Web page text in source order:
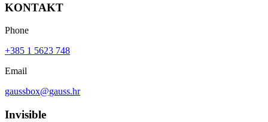
KONTAKT
Phone
+385 1 5623 748
Email
gaussbox@gauss.hr
Invisible